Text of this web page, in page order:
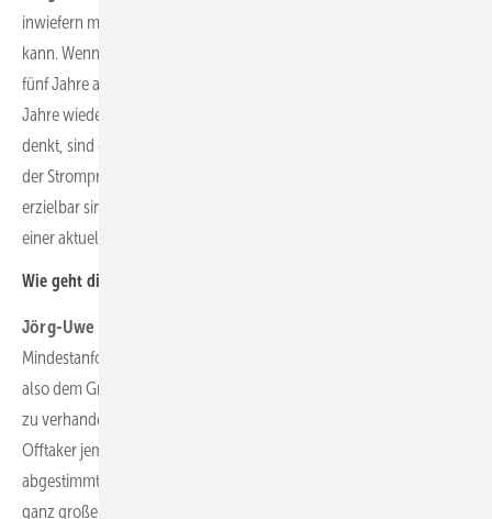
inwiefern man sich dort langfristig auf hohem Niveau absichern
kann. Wenn man sich heute die Terminmarkt-Preise für die nächsten
fünf Jahre ansieht, sehen wir, dass sie bereits innerhalb dieser fünf
Jahre wieder niedriger werden. Und wenn man an zehn Jahre
denkt, sind die angebotenen PPA-Preise wieder deutlich unterhalb
der Strompreise, die derzeit im Ein- oder Zweijahresbereich
erzielbar sind. Dann haben Sie wieder kaum Vorteile gegenüber
einer aktuellen EEG-Vergütung.
Wie geht die DKB mit Risiken in PPAs um?
Jörg-Uwe Fischer:
Mindestanforderungen definiert. Wir versuchen mit jedem Offtaker,
also dem Grünstrom-Abnehmer, einen bilateralen Standardvertrag
zu verhandeln, der diese Mindestanforderungen erfüllt. Wenn der
Offtaker jemand ist, mit dem wir schon den Standardvertrag
abgestimmt haben, ist alles weitere meist relativ einfach. Mit den
ganz großen Energieversorgern haben wir bereits den ein oder